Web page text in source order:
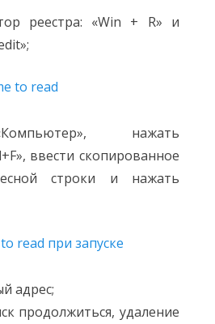
реестра: «Win + R» и
нажать
ввести скопированное
строки и нажать
адрес;
продолжиться, удаление